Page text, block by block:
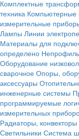
Комплектные
техника Компьютерные
измерительные
Лампы Линии
Материалы для
определено
Оборудование
сварочное Опоры,
аксессуары
инженерные системы
программируемые
измерительных
Радиаторы, конвекторы
Светильники Система